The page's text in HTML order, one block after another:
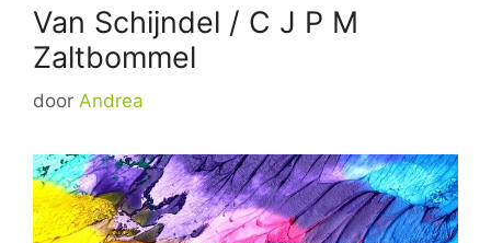
Van Schijndel / C J P M
Zaltbommel
door Andrea